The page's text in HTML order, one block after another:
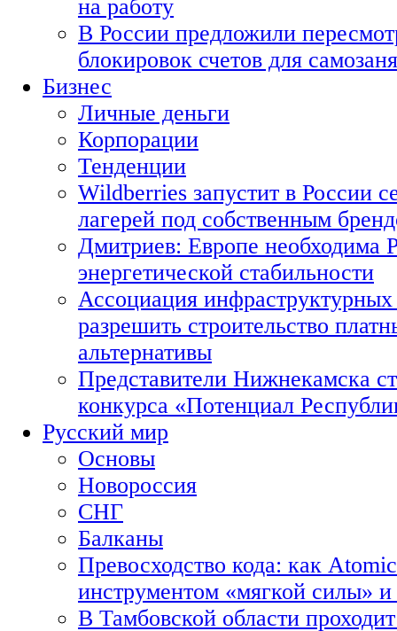
на работу
В России предложили
блокировок счетов для
Бизнес
Личные деньги
Корпорации
Тенденции
Wildberries запустит в России
лагерей под собственным
Дмитриев: Европе необходима
энергетической стабильности
Ассоциация
разрешить строительство
альтернативы
Представители Нижнекамска
конкурса «Потенциал
Русский мир
Основы
Новороссия
СНГ
Балканы
Превосходство кода: как
инструментом «мягкой силы» и
В Тамбовской области